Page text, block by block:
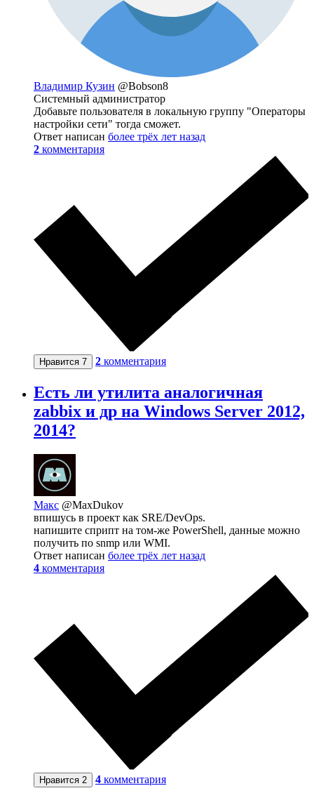
Владимир Кузин @Bobson8
Системный администратор
Добавьте пользователя в локальную группу "Операторы
настройки сети" тогда сможет.
Ответ написан более трёх лет назад
2 комментария
Нравится 7 2 комментария
Есть ли утилита аналогичная
zabbix и др на Windows Server 2012,
2014?
Макс @MaxDukov
впишусь в проект как SRE/DevOps.
напишите сприпт на том-же PowerShell, данные можно
получить по snmp или WMI.
Ответ написан более трёх лет назад
4 комментария
Нравится 2 4 комментария